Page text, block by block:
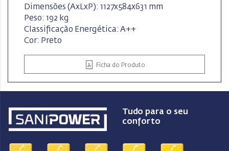
Dimensões (AxLxP): 1127x584x631 mm
Peso: 192 kg
Classificação Energética: A++
Cor: Preto
Ficha do Produto
Tudo para o seu
conforto